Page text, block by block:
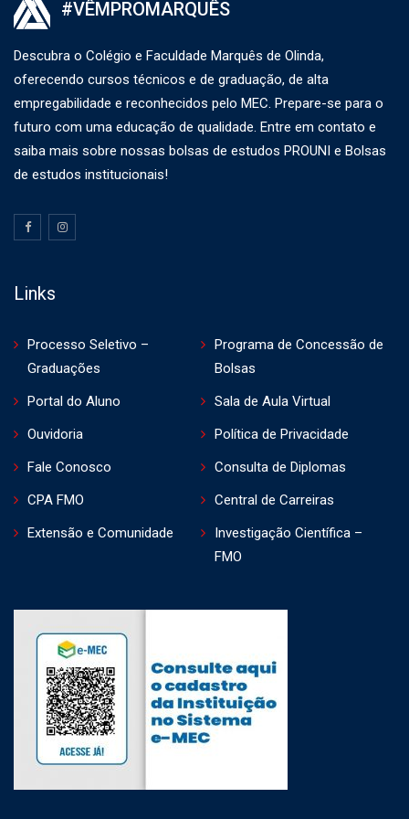
#VÊMPROMARQUÊS
Descubra o Colégio e Faculdade Marquês de Olinda,
oferecendo cursos técnicos e de graduação, de alta
empregabilidade e reconhecidos pelo MEC. Prepare-se para o
futuro com uma educação de qualidade. Entre em contato e
saiba mais sobre nossas bolsas de estudos PROUNI e Bolsas
de estudos institucionais!
Links
Processo Seletivo –
Graduações
Programa de Concessão de
Bolsas
Portal do Aluno
Sala de Aula Virtual
Ouvidoria
Política de Privacidade
Fale Conosco
Consulta de Diplomas
CPA FMO
Central de Carreiras
Extensão e Comunidade
Investigação Científica –
FMO